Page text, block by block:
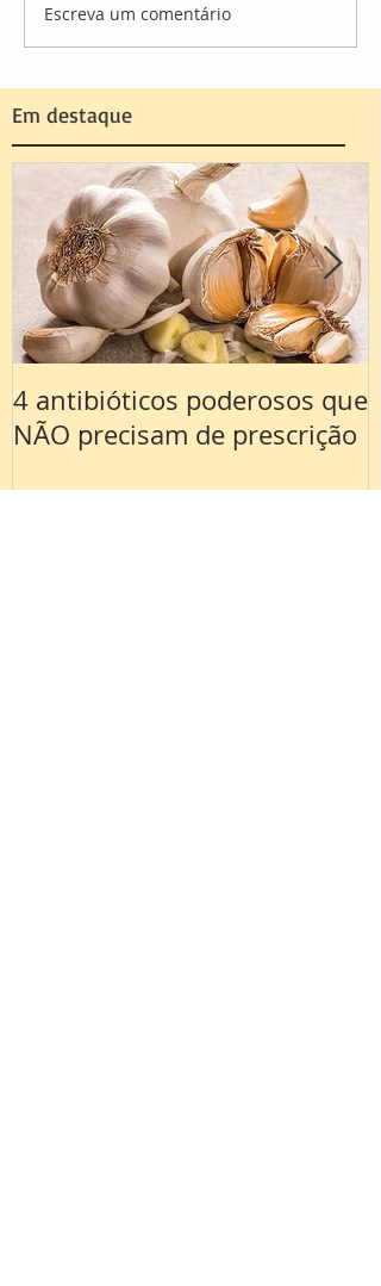
Escreva um comentário
Em destaque
4 antibióticos poderosos que
NÃO precisam de prescrição